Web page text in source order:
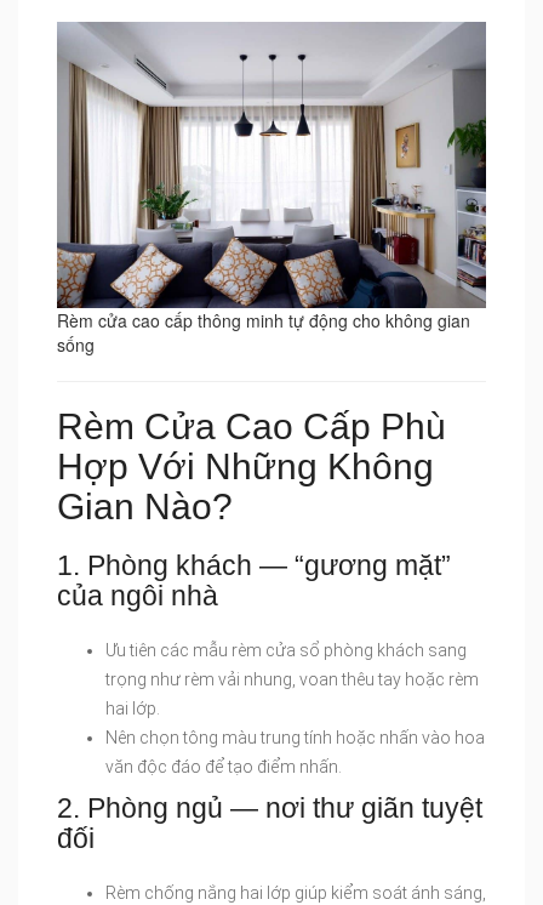
Rèm cửa cao cấp thông minh tự động cho không gian
sống
Rèm Cửa Cao Cấp Phù
Hợp Với Những Không
Gian Nào?
1. Phòng khách — “gương mặt”
của ngôi nhà
Ưu tiên các mẫu rèm cửa sổ phòng khách sang
trọng như rèm vải nhung, voan thêu tay hoặc rèm
hai lớp.
Nên chọn tông màu trung tính hoặc nhấn vào hoa
văn độc đáo để tạo điểm nhấn.
2. Phòng ngủ — nơi thư giãn tuyệt
đối
Rèm chống nắng hai lớp giúp kiểm soát ánh sáng,